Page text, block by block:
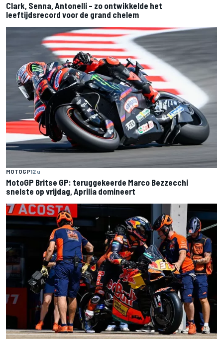
Clark, Senna, Antonelli – zo ontwikkelde het
leeftijdsrecord voor de grand chelem
MOTOGP12 u
MotoGP Britse GP: teruggekeerde Marco Bezzecchi
snelste op vrijdag, Aprilia domineert